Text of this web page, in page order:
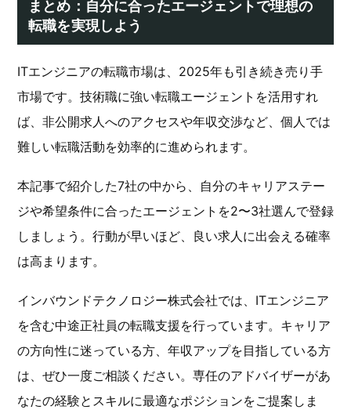
まとめ：自分に合ったエージェントで理想の
転職を実現しよう
ITエンジニアの転職市場は、2025年も引き続き売り手
市場です。技術職に強い転職エージェントを活用すれ
ば、非公開求人へのアクセスや年収交渉など、個人では
難しい転職活動を効率的に進められます。
本記事で紹介した7社の中から、自分のキャリアステー
ジや希望条件に合ったエージェントを2〜3社選んで登録
しましょう。行動が早いほど、良い求人に出会える確率
は高まります。
インバウンドテクノロジー株式会社では、ITエンジニア
を含む中途正社員の転職支援を行っています。キャリア
の方向性に迷っている方、年収アップを目指している方
は、ぜひ一度ご相談ください。専任のアドバイザーがあ
なたの経験とスキルに最適なポジションをご提案しま